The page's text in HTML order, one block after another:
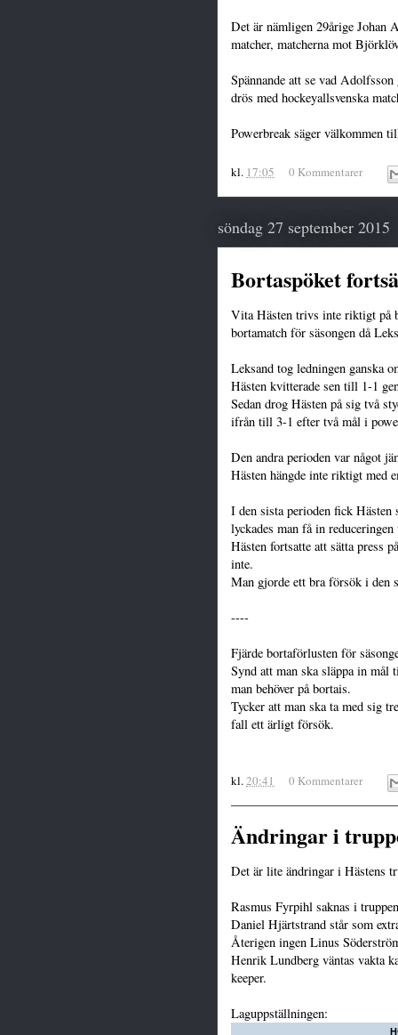
Det är nämligen 29årige
matcher, matcherna mot
Spännande att se vad
drös med hockeyallsvenska
Powerbreak säger välkommen
kl. 17:05 0 Kommentarer
söndag 27 september 2015
Bortaspöket
Vita Hästen trivs inte riktigt på
bortamatch för säsongen då
Leksand tog ledningen ganska
Hästen kvitterade sen till 1-1
Sedan drog Hästen på sig två
ifrån till 3-1 efter två mål i
Den andra perioden var något
Hästen hängde inte riktigt med
I den sista perioden fick
lyckades man få in
Hästen fortsatte att sätta press
inte.
Man gjorde ett bra försök i den
----
Fjärde bortaförlusten för
Synd att man ska släppa in mål
man behöver på bortais.
Tycker att man ska ta med sig
fall ett ärligt försök.
kl.20:41 0 Kommentarer
Ändringar i
Det är lite ändringar i Hästens
Rasmus Fyrpihl saknas i
Daniel Hjärtstrand står som
Återigen ingen Linus
Henrik Lundberg väntas vakta
keeper.
Laguppställningen: